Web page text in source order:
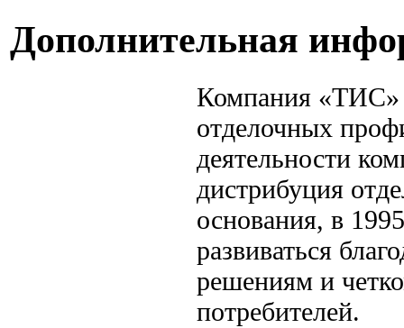
Дополнительная
Компания «ТИС»
отделочных
деятельности
дистрибуция
основания, в
развиваться
решениям и
потребителей.